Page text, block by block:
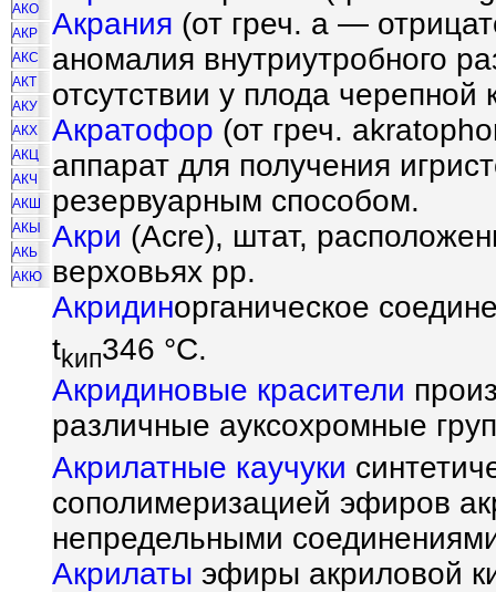
АКО
АКР
АКС
АКТ
АКУ
АКХ
АКЦ
АКЧ
АКШ
АКЫ
АКЬ
АКЮ
Акрания (от греч. а —
аномалия внутриутробного
отсутствии у плода черепной
Акратофор (от греч.
аппарат для получения
резервуарным способом.
Акри (Acre), штат,
верховьях pp.
Акридинорганическое
tkип346 °С.
Акридиновые красители
различные ауксохромные
Акрилатные каучуки
сополимеризацией эфиров
непредельными
Акрилаты эфиры акриловой